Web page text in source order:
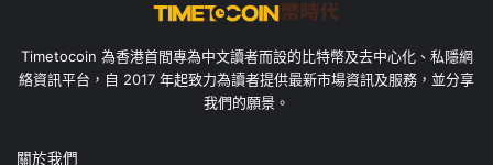
Timetocoin 為香港首間專為中文讀者而設的比特幣及去中心化、私隱網
絡資訊平台，自 2017 年起致力為讀者提供最新市場資訊及服務，並分享
我們的願景。
關於我們